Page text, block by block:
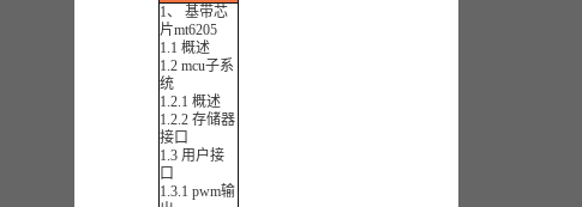
1、 基带芯
片mt6205
1.1 概述
1.2 mcu子系
统
1.2.1 概述
1.2.2 存储器
接口
1.3 用户接
口
1.3.1 pwm输